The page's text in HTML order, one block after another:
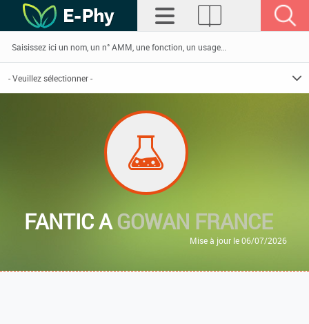
FANTIC AGOWAN FRANCE
Mise à jour le 06/07/2026